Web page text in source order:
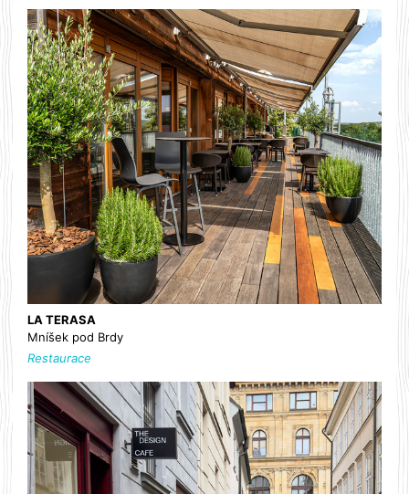
LA TERASA
Mníšek pod Brdy
Restaurace